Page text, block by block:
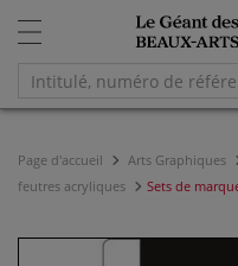
Page d'accueil Arts Graphiques
feutres acryliques
Sets de